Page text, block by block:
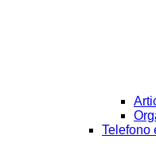
Telefono